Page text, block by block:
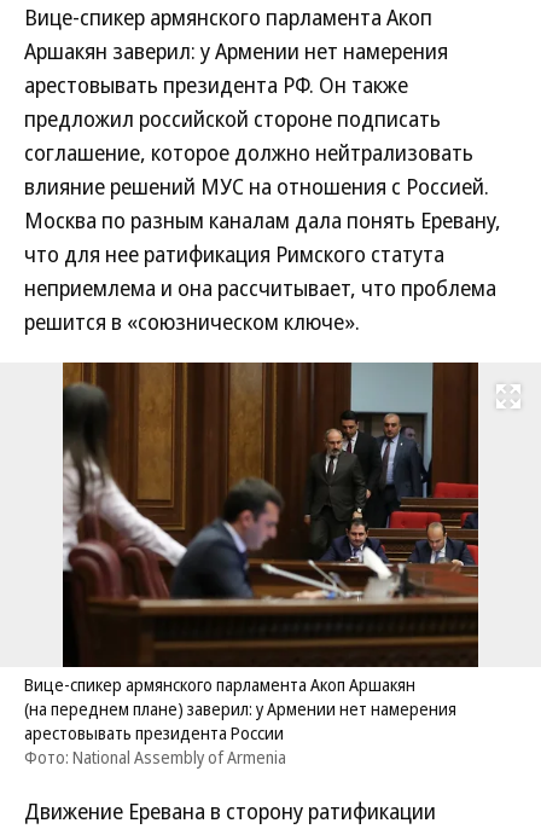
Вице-спикер армянского парламента Акоп
Аршакян заверил: у Армении нет намерения
арестовывать президента РФ. Он также
предложил российской стороне подписать
соглашение, которое должно нейтрализовать
влияние решений МУС на отношения с Россией.
Москва по разным каналам дала понять Еревану,
что для нее ратификация Римского статута
неприемлема и она рассчитывает, что проблема
решится в «союзническом ключе».
Развернуть
Вице-спикер армянского парламента Акоп Аршакян
(на переднем плане) заверил: у Армении нет намерения
арестовывать президента России
Фото: National Assembly of Armenia
Движение Еревана в сторону ратификации